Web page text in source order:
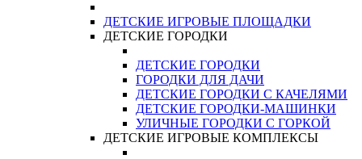
ДЕТСКИЕ ИГРОВЫЕ ПЛОЩАДКИ
ДЕТСКИЕ ГОРОДКИ
ДЕТСКИЕ ГОРОДКИ
ГОРОДКИ ДЛЯ ДАЧИ
ДЕТСКИЕ ГОРОДКИ С КАЧЕЛЯМИ
ДЕТСКИЕ ГОРОДКИ-МАШИНКИ
УЛИЧНЫЕ ГОРОДКИ С ГОРКОЙ
ДЕТСКИЕ ИГРОВЫЕ КОМПЛЕКСЫ